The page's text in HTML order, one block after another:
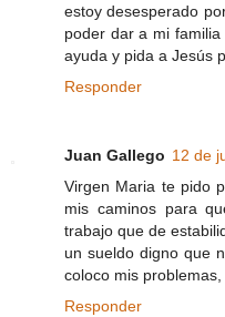
estoy desesperado
poder dar a mi
ayuda y pida a Jesús
Responder
Juan Gallego 12 de
Virgen Maria te pido
mis caminos para
trabajo que de
un sueldo digno que
coloco mis problemas,
Responder